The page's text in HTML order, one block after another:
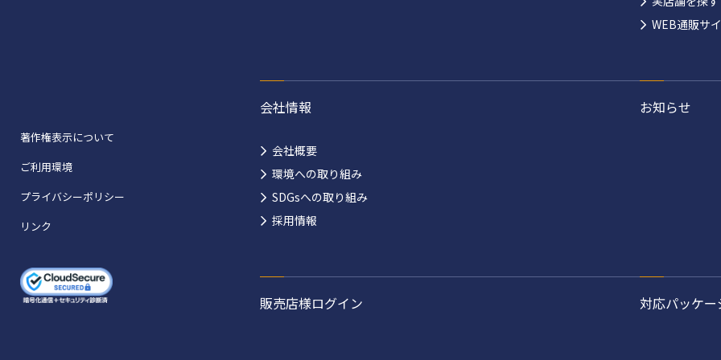
著作権表示について
ご利用環境
プライバシーポリシー
リンク
WEB通販サ
会社情報
会社概要
環境への取り組み
SDGsへの取り組み
採用情報
お知らせ
販売店様ログイン 対応パッケー